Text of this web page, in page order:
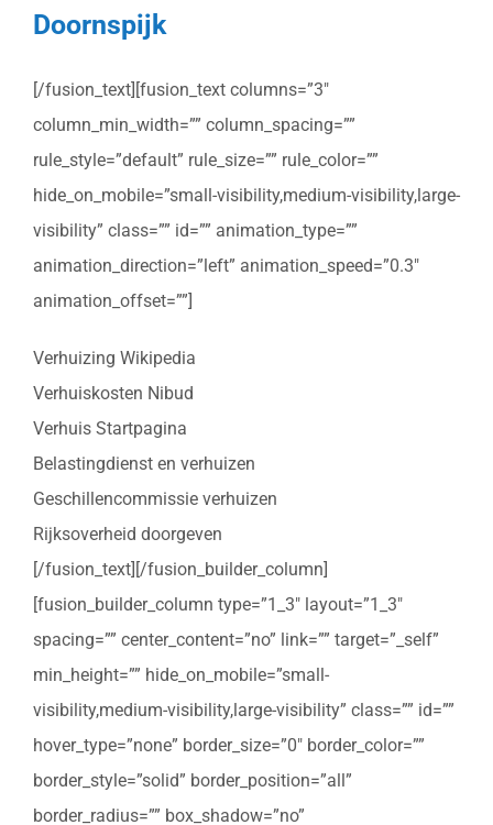
Doornspijk
[/fusion_text][fusion_text columns=”3″
column_min_width=”” column_spacing=””
rule_style=”default” rule_size=”” rule_color=””
hide_on_mobile=”small-visibility,medium-visibility,large-
visibility” class=”” id=”” animation_type=””
animation_direction=”left” animation_speed=”0.3″
animation_offset=””]
Verhuizing Wikipedia
Verhuiskosten Nibud
Verhuis Startpagina
Belastingdienst en verhuizen
Geschillencommissie verhuizen
Rijksoverheid doorgeven
[/fusion_text][/fusion_builder_column]
[fusion_builder_column type=”1_3″ layout=”1_3″
spacing=”” center_content=”no” link=”” target=”_self”
min_height=”” hide_on_mobile=”small-
visibility,medium-visibility,large-visibility” class=”” id=””
hover_type=”none” border_size=”0″ border_color=””
border_style=”solid” border_position=”all”
border_radius=”” box_shadow=”no”